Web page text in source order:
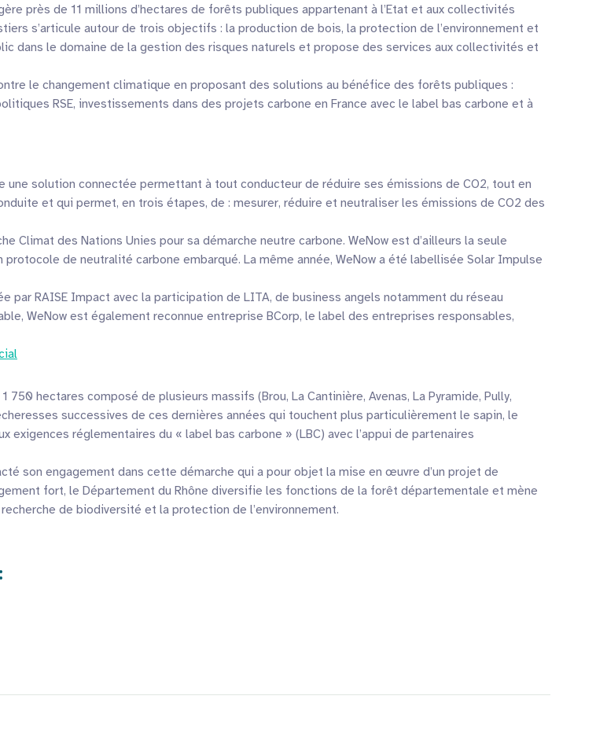
près de 11 millions d’hectares de forêts publiques appartenant à l’Etat et aux collectivités
s’articule autour de trois objectifs : la production de bois, la protection de l’environnement et
dans le domaine de la gestion des risques naturels et propose des services aux collectivités et
le changement climatique en proposant des solutions au bénéfice des forêts publiques :
RSE, investissements dans des projets carbone en France avec le label bas carbone et à
une solution connectée permettant à tout conducteur de réduire ses émissions de CO2, tout en
et qui permet, en trois étapes, de : mesurer, réduire et neutraliser les émissions de CO2 des
Climat des Nations Unies pour sa démarche neutre carbone. WeNow est d’ailleurs la seule
de neutralité carbone embarqué. La même année, WeNow a été labellisée Solar Impulse
par RAISE Impact avec la participation de LITA, de business angels notamment du réseau
WeNow est également reconnue entreprise BCorp, le label des entreprises responsables,
hectares composé de plusieurs massifs (Brou, La Cantinière, Avenas, La Pyramide, Pully,
successives de ces dernières années qui touchent plus particulièrement le sapin, le
exigences réglementaires du « label bas carbone » (LBC) avec l’appui de partenaires
son engagement dans cette démarche qui a pour objet la mise en œuvre d’un projet de
fort, le Département du Rhône diversifie les fonctions de la forêt départementale et mène
de biodiversité et la protection de l’environnement.